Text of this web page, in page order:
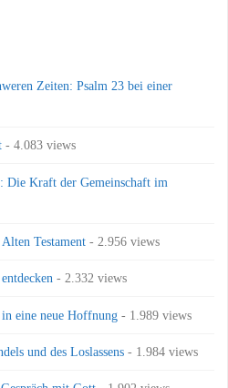
Zeiten: Psalm 23 bei einer
- 4.083 views
Die Kraft der Gemeinschaft im
Testament - 2.956 views
- 2.332 views
eine neue Hoffnung - 1.989 views
und des Loslassens - 1.984 views